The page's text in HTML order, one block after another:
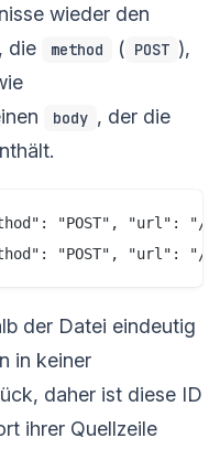
wieder den
die
method ( POST ),
body , der die
"POST", "url":
der Datei eindeutig
in keiner
daher ist diese ID
ihrer Quellzeile